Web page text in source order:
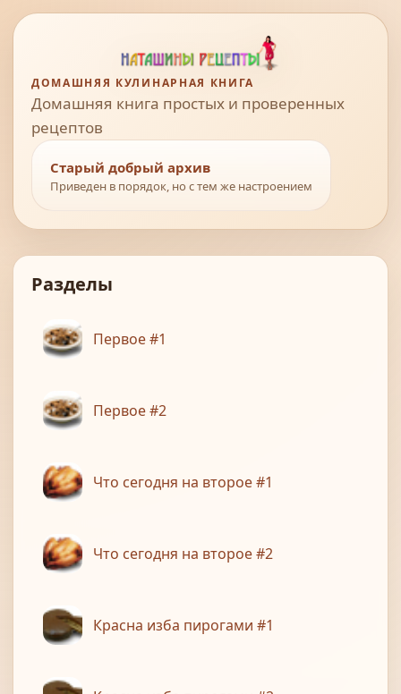
ДОМАШНЯЯ КУЛИНАРНАЯ КНИГА
Домашняя книга простых и проверенных
рецептов
Старый добрый архив
Приведен в порядок, но с тем же настроением
Разделы
Первое #1
Первое #2
Что сегодня на второе #1
Что сегодня на второе #2
Красна изба пирогами #1